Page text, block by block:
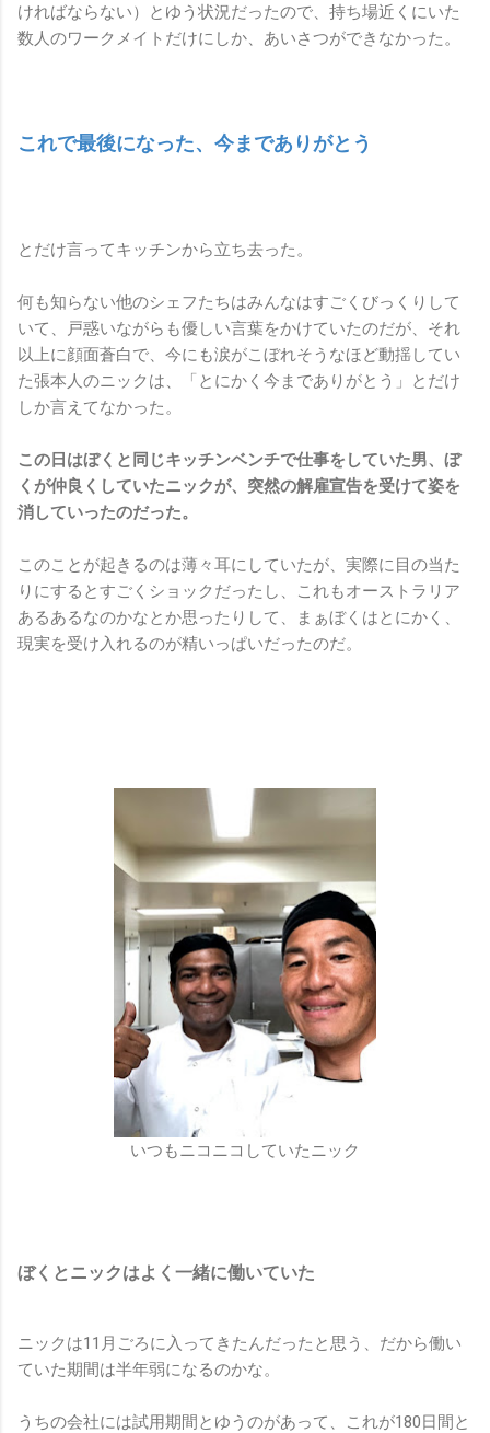
ければならない）とゆう状況だったので、持ち場近くにいた
数人のワークメイトだけにしか、あいさつができなかった。
これで最後になった、今までありがとう
とだけ言ってキッチンから立ち去った。
何も知らない他のシェフたちはみんなはすごくびっくりして
いて、戸惑いながらも優しい言葉をかけていたのだが、それ
以上に顔面蒼白で、今にも涙がこぼれそうなほど動揺してい
た張本人のニックは、「とにかく今までありがとう」とだけ
しか言えてなかった。
この日はぼくと同じキッチンベンチで仕事をしていた男、ぼ
くが仲良くしていたニックが、突然の解雇宣告を受けて姿を
消していったのだった。
このことが起きるのは薄々耳にしていたが、実際に目の当た
りにするとすごくショックだったし、これもオーストラリア
あるあるなのかなとか思ったりして、まぁぼくはとにかく、
現実を受け入れるのが精いっぱいだったのだ。
いつもニコニコしていたニック
ぼくとニックはよく一緒に働いていた
ニックは11月ごろに入ってきたんだったと思う、だから働い
ていた期間は半年弱になるのかな。
うちの会社には試用期間とゆうのがあって、これが180日間と